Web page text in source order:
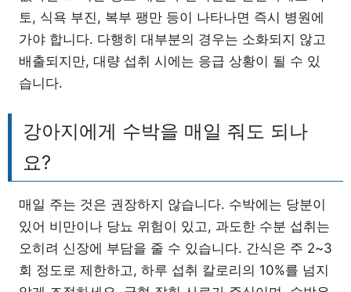
토, 식욕 부진, 복부 팽만 등이 나타나면 즉시 병원에
가야 합니다. 다행히 대부분의 경우는 소화되지 않고
배출되지만, 대량 섭취 시에는 응급 상황이 될 수 있
습니다.
강아지에게 수박을 매일 줘도 되나
요?
매일 주는 것은 권장하지 않습니다. 수박에는 당분이
있어 비만이나 당뇨 위험이 있고, 과도한 수분 섭취는
오히려 신장에 부담을 줄 수 있습니다. 간식은 주 2~3
회 정도로 제한하고, 하루 섭취 칼로리의 10%를 넘지